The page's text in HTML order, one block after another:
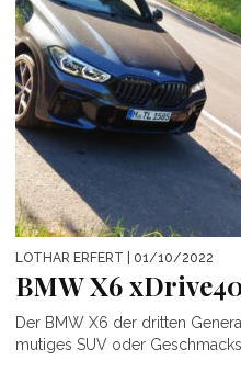
LOTHAR ERFERT | 01/10/2022
BMW X6
Der BMW X6 der dritten
mutiges SUV oder